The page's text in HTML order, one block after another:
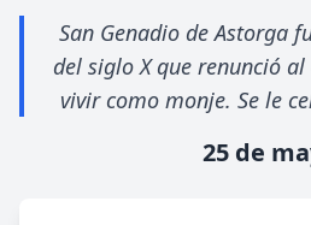
San Genadio de Astorga
del siglo X que renunció
vivir como monje. Se le
25 de